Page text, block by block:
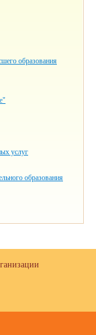
образования
услуг
образования